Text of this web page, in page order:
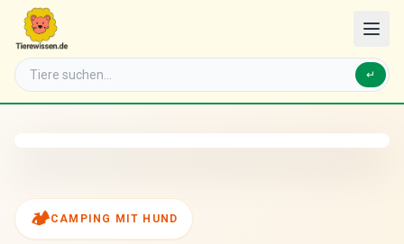
↵
🏕️CAMPING MIT HUND